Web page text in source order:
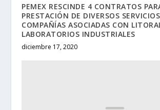
PEMEX RESCINDE 4 CONTRATOS
PRESTACIÓN DE DIVERSOS
COMPAÑÍAS ASOCIADAS CON
LABORATORIOS INDUSTRIALES
diciembre 17, 2020